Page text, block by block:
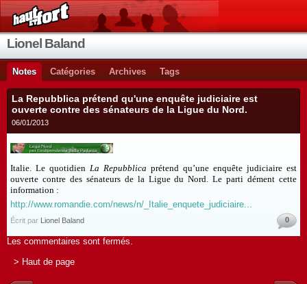
Lionel Baland
Notes Catégories Archives Tags
La Repubblica prétend qu'une enquête judiciaire est
ouverte contre des sénateurs de la Ligue du Nord.
06/01/2013
Italie. Le quotidien La Repubblica prétend qu’une enquête judiciaire est
ouverte contre des sénateurs de la Ligue du Nord. Le parti dément cette
information :
http://www.romandie.com/news/n/_Italie_enquete_judiciaire...
Écrit par Lionel Baland 0
Les commentaires sont fermés.
> Haut de page